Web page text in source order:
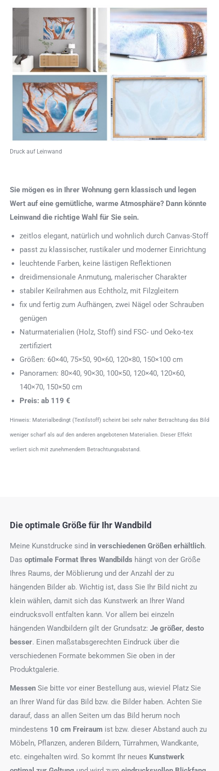
Druck auf Leinwand
Sie mögen es in Ihrer Wohnung gern klassisch und legen
Wert auf eine gemütliche, warme Atmosphäre? Dann könnte
Leinwand die richtige Wahl für Sie sein.
zeitlos elegant, natürlich und wohnlich durch Canvas-Stoff
passt zu klassischer, rustikaler und moderner Einrichtung
leuchtende Farben, keine lästigen Reflektionen
dreidimensionale Anmutung, malerischer Charakter
stabiler Keilrahmen aus Echtholz, mit Filzgleitern
fix und fertig zum Aufhängen, zwei Nägel oder Schrauben
genügen
Naturmaterialien (Holz, Stoff) sind FSC- und Oeko-tex
zertifiziert
Größen: 60×40, 75×50, 90×60, 120×80, 150×100 cm
Panoramen: 80×40, 90×30, 100×50, 120×40, 120×60,
140×70, 150×50 cm
Preis: ab 119 €
Hinweis: Materialbedingt (Textilstoff) scheint bei sehr naher Betrachtung das Bild
weniger scharf als auf den anderen angebotenen Materialien. Dieser Effekt
verliert sich mit zunehmendem Betrachtungsabstand.
Die optimale Größe für Ihr Wandbild
Meine Kunstdrucke sind in verschiedenen Größen erhältlich.
Das optimale Format Ihres Wandbilds hängt von der Größe
Ihres Raums, der Möblierung und der Anzahl der zu
hängenden Bilder ab. Wichtig ist, dass Sie Ihr Bild nicht zu
klein wählen, damit sich das Kunstwerk an Ihrer Wand
eindrucksvoll entfalten kann. Vor allem bei einzeln
hängenden Wandbildern gilt der Grundsatz: Je größer, desto
besser. Einen maßstabsgerechten Eindruck über die
verschiedenen Formate bekommen Sie oben in der
Produktgalerie.
Messen Sie bitte vor einer Bestellung aus, wieviel Platz Sie
an Ihrer Wand für das Bild bzw. die Bilder haben. Achten Sie
darauf, dass an allen Seiten um das Bild herum noch
mindestens 10 cm Freiraum ist bzw. dieser Abstand auch zu
Möbeln, Pflanzen, anderen Bildern, Türrahmen, Wandkante,
etc. eingehalten wird. So kommt Ihr neues Kunstwerk